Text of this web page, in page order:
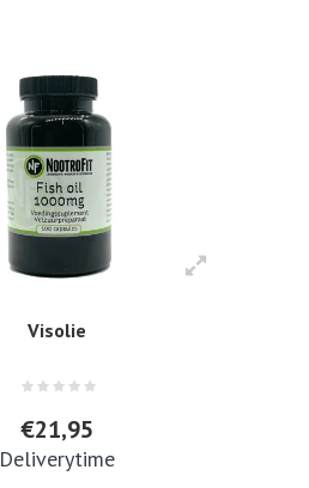
Visolie
€21,95
Deliverytime